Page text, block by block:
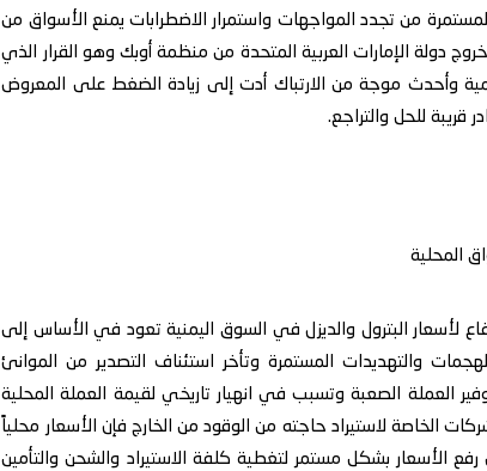
من تجدد المواجهات واستمرار الاضطرابات يمنع الأسواق من
خروج دولة الإمارات العربية المتحدة من منظمة أوبك وهو القرار الذي
وأحدث موجة من الارتباك أدت إلى زيادة الضغط على المعروض
للحل والتراجع.
المحلية
لأسعار البترول والديزل في السوق اليمنية تعود في الأساس إلى
والتهديدات المستمرة وتأخر استئناف التصدير من الموانئ
العملة الصعبة وتسبب في انهيار تاريخي لقيمة العملة المحلية
الخاصة لاستيراد حاجته من الوقود من الخارج فإن الأسعار محلياً
رفع الأسعار بشكل مستمر لتغطية كلفة الاستيراد والشحن والتأمين